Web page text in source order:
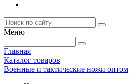
Меню
Главная
Каталог товаров
Военные и тактические ножи оптом